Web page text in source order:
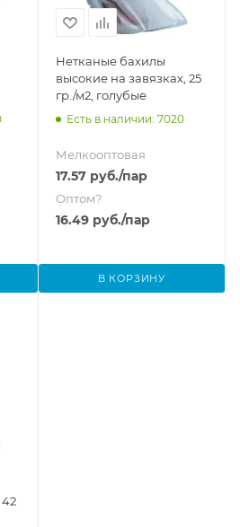
Нетканые бахилы
высокие на завязках, 25
гр./м2, голубые
Есть в наличии: 7020
Мелкооптовая
17.57 руб./пар
Оптом?
16.49 руб./пар
В КОРЗИНУ